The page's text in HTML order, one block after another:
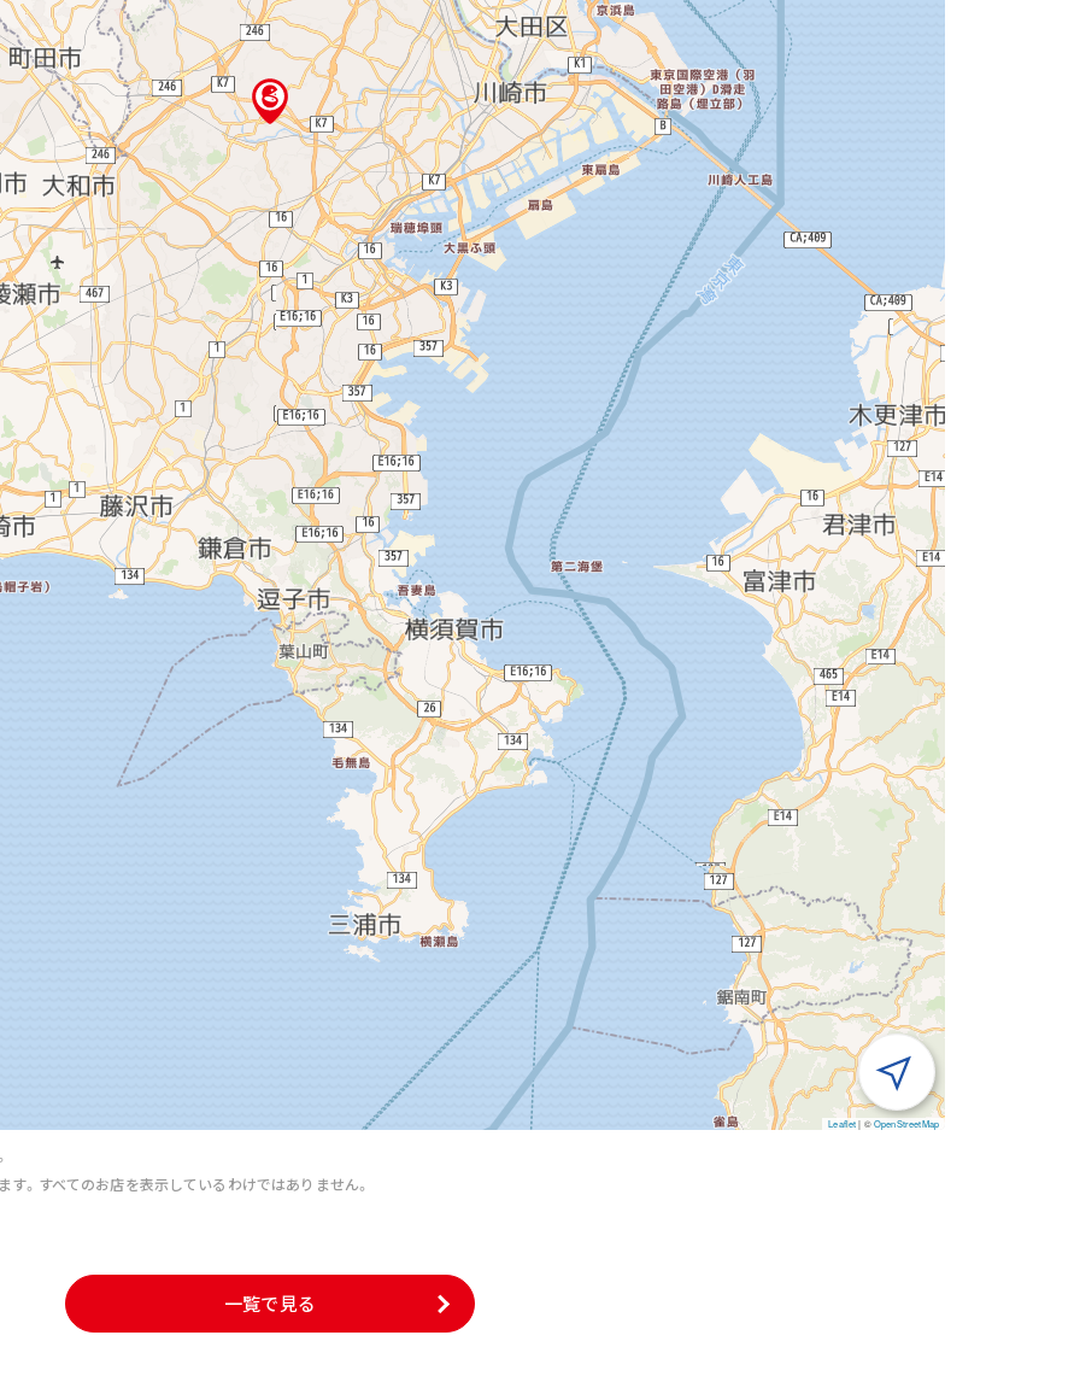
Leaflet | ©OpenStreetMap
。すべてのお店を表示しているわけではありません。
一覧で見る